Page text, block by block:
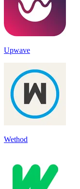
Upwave
Wethod